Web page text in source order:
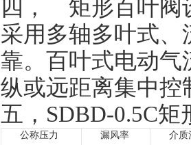
四， 矩形百叶阀
采用多轴多叶式
靠。百叶式电动
纵或远距离集中控
五，SDBD-0.5C矩
公称压力 漏风率 介质